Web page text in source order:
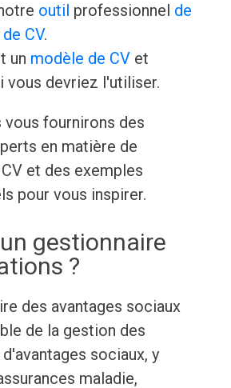
outil professionnel de
CV.
un modèle de CVet
vous devriez l'utiliser.
vous fournirons des
en matière de
et des exemples
pour vous inspirer.
gestionnaire
?
des avantages sociaux
de la gestion des
sociaux, y
maladie,